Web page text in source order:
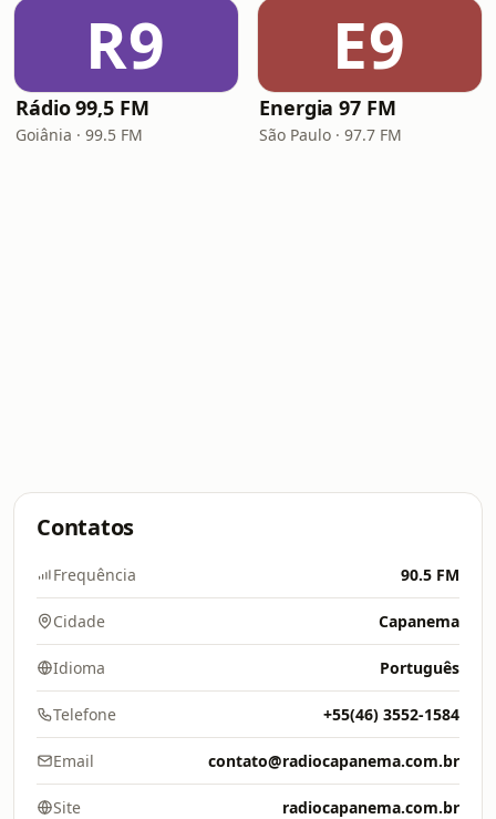
R9
Rádio 99,5 FM
Goiânia · 99.5 FM
E9
Energia 97 FM
São Paulo · 97.7 FM
Contatos
Frequência 90.5 FM
Cidade Capanema
Idioma Português
Telefone +55(46) 3552-1584
Email contato@radiocapanema.com.br
Site radiocapanema.com.br